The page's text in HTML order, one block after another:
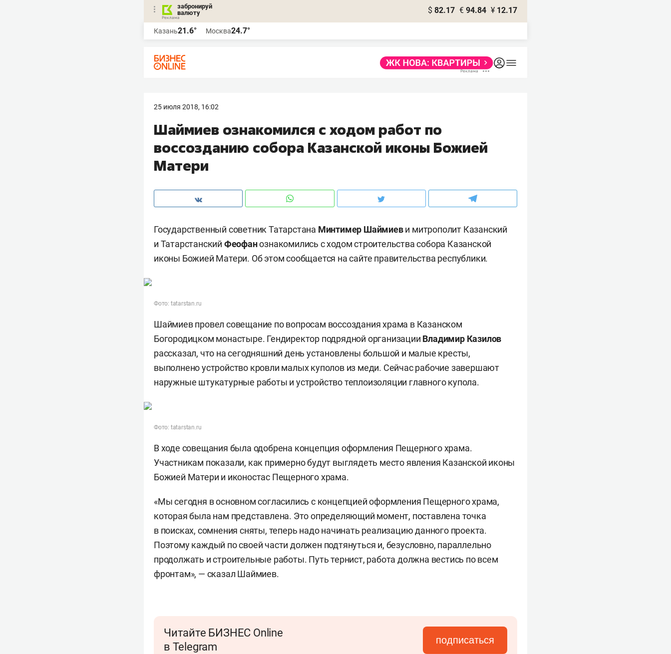
забронируй
валюту
$ 82.17 € 94.84 ¥ 12.17
Казань21.6° Москва24.7°
25 июля 2018, 16:02
Шаймиев ознакомился с ходом работ по
воссозданию собора Казанской иконы Божией
Матери
Государственный советник Татарстана Минтимер Шаймиеви митрополит Казанский
и Татарстанский Феофанознакомились с ходом строительства собора Казанской
иконы Божией Матери. Об этом сообщается на сайте правительства республики.
Фото: tatarstan.ru
Шаймиев провел совещание по вопросам воссоздания храма в Казанском
Богородицком монастыре. Гендиректор подрядной организации Владимир Казилов
рассказал, что на сегодняшний день установлены большой и малые кресты,
выполнено устройство кровли малых куполов из меди. Сейчас рабочие завершают
наружные штукатурные работы и устройство теплоизоляции главного купола.
Фото: tatarstan.ru
В ходе совещания была одобрена концепция оформления Пещерного храма.
Участникам показали, как примерно будут выглядеть место явления Казанской иконы
Божией Матери и иконостас Пещерного храма.
«Мы сегодня в основном согласились с концепцией оформления Пещерного храма,
которая была нам представлена. Это определяющий момент, поставлена точка
в поисках, сомнения сняты, теперь надо начинать реализацию данного проекта.
Поэтому каждый по своей части должен подтянуться и, безусловно, параллельно
продолжать и строительные работы. Путь тернист, работа должна вестись по всем
фронтам», — сказал Шаймиев.
Читайте БИЗНЕС Online
в Telegram
подписаться